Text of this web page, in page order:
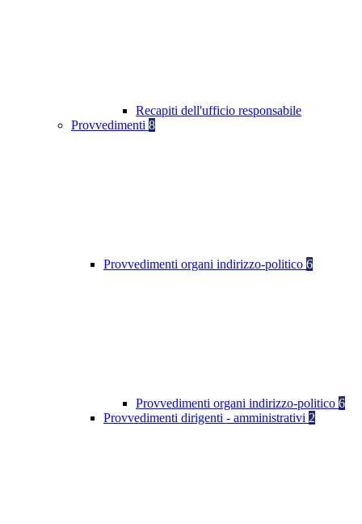
Recapiti dell'ufficio responsabile
Provvedimenti 8
Provvedimenti organi indirizzo-politico 6
Provvedimenti organi indirizzo-politico 6
Provvedimenti dirigenti - amministrativi 2